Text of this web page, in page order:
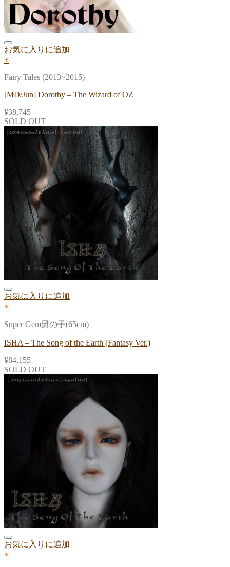
お気に入りに追加
+
Fairy Tales (2013~2015)
[MD/Jun] Dorothy – The Wizard of OZ
¥38,745
SOLD OUT
お気に入りに追加
+
Super Gem男の子(65cm)
ISHA – The Song of the Earth (Fantasy Ver.)
¥84,155
SOLD OUT
お気に入りに追加
+